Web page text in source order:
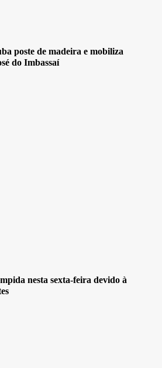
poste de madeira e mobiliza
do Imbassaí
nesta sexta-feira devido à